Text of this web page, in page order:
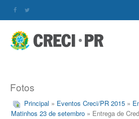
Fotos
Principal » Eventos Creci/PR 2015 »
Matinhos 23 de setembro » Entrega de